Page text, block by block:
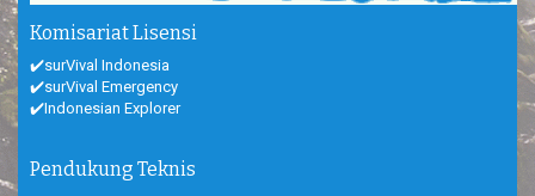
Komisariat Lisensi
✔️surVival Indonesia
✔️surVival Emergency
✔️Indonesian Explorer
Pendukung Teknis